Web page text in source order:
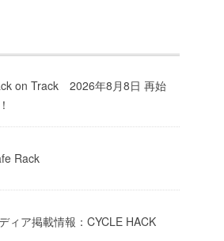
大阪
知らせがいっぱいあるのでチ
てて下さいね！
on Track 2026年8月8日 再始
Rack
ィア掲載情報：CYCLE HACK